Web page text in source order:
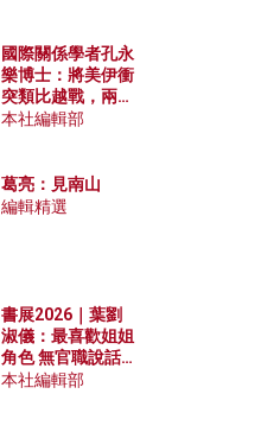
國際關係學者孔永
樂博士：將美伊衝
突類比越戰，兩者
有何異同？中國崛
本社編輯部
葛亮：見南山
編輯精選
書展2026｜葉劉
淑儀：最喜歡姐姐
角色 無官職說話
包袱少
本社編輯部